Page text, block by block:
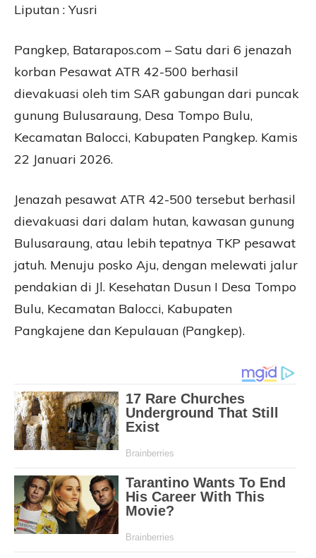
Liputan : Yusri
Pangkep, Batarapos.com – Satu dari 6 jenazah
korban Pesawat ATR 42-500 berhasil
dievakuasi oleh tim SAR gabungan dari puncak
gunung Bulusaraung, Desa Tompo Bulu,
Kecamatan Balocci, Kabupaten Pangkep. Kamis
22 Januari 2026.
Jenazah pesawat ATR 42-500 tersebut berhasil
dievakuasi dari dalam hutan, kawasan gunung
Bulusaraung, atau lebih tepatnya TKP pesawat
jatuh. Menuju posko Aju, dengan melewati jalur
pendakian di Jl. Kesehatan Dusun I Desa Tompo
Bulu, Kecamatan Balocci, Kabupaten
Pangkajene dan Kepulauan (Pangkep).